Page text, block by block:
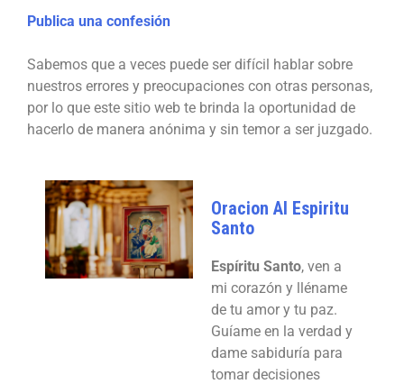
Publica una confesión
Sabemos que a veces puede ser difícil hablar sobre
nuestros errores y preocupaciones con otras personas,
por lo que este sitio web te brinda la oportunidad de
hacerlo de manera anónima y sin temor a ser juzgado.
Oracion Al Espiritu
Santo
Espíritu Santo, ven a
mi corazón y lléname
de tu amor y tu paz.
Guíame en la verdad y
dame sabiduría para
tomar decisiones